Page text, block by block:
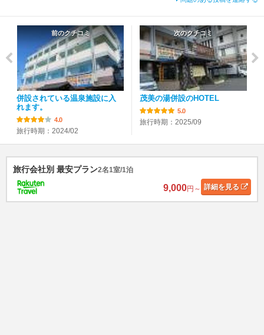
前のクチコミ
併設されている温泉施設に入
れます。
4.0
旅行時期：2024/02
次のクチコミ
茂美の湯併設のHOTEL
5.0
旅行時期：2025/09
旅行会社別 最安プラン2名1室/1泊
9,000円～ 詳細を見る